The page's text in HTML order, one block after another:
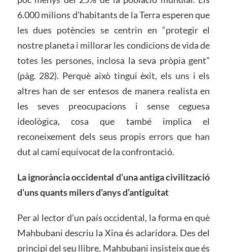
6.000 milions d’habitants de la Terra esperen que
les dues potències se centrin en “protegir el
nostre planeta i millorar les condicions de vida de
totes les persones, inclosa la seva pròpia gent”
(pàg. 282). Perquè això tingui èxit, els uns i els
altres han de ser entesos de manera realista en
les seves preocupacions i sense ceguesa
ideològica, cosa que també implica el
reconeixement dels seus propis errors que han
dut al camí equivocat de la confrontació.
La ignorància occidental d’una antiga civilització
d‘uns quantsmilers d’anys d’antiguitat
Per al lector d’un país occidental, la forma en què
Mahbubani descriu la Xina és aclaridora. Des del
principi del seu llibre, Mahbubani insisteix que és